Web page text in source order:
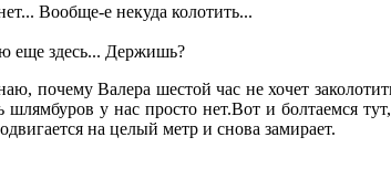
Вообще-е некуда колотить...
еще здесь... Держишь?
почему Валера шестой час не хочет
шлямбуров у нас просто нет.Вот и болтаемся
на целый метр и снова замирает.